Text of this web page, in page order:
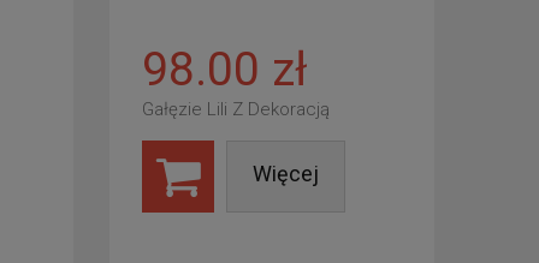
98.00 zł
Gałęzie Lili Z Dekoracją
Więcej